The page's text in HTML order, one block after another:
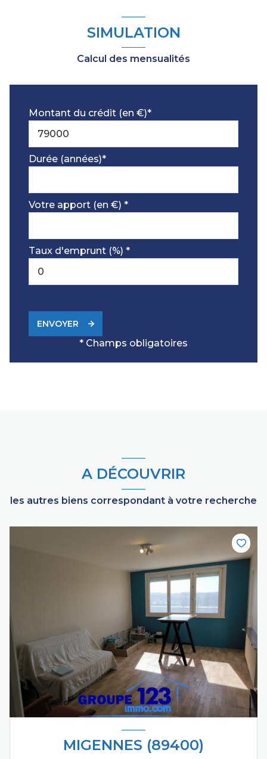
SIMULATION
Calcul des mensualités
Montant du crédit (en €)*
Durée (années)*
Votre apport (en €) *
Taux d'emprunt (%) *
ENVOYER
* Champs obligatoires
A DÉCOUVRIR
les autres biens correspondant à votre recherche
MIGENNES (89400)